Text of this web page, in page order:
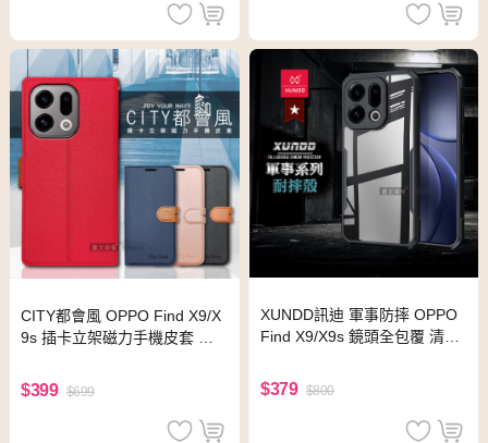
CITY都會風 OPPO Find X9/X
9s 插卡立架磁力手機皮套 有
$399 $699
XUNDD訊迪 軍事防摔 OPPO
Find X9/X9s 鏡頭全包覆 清透
$379 $800